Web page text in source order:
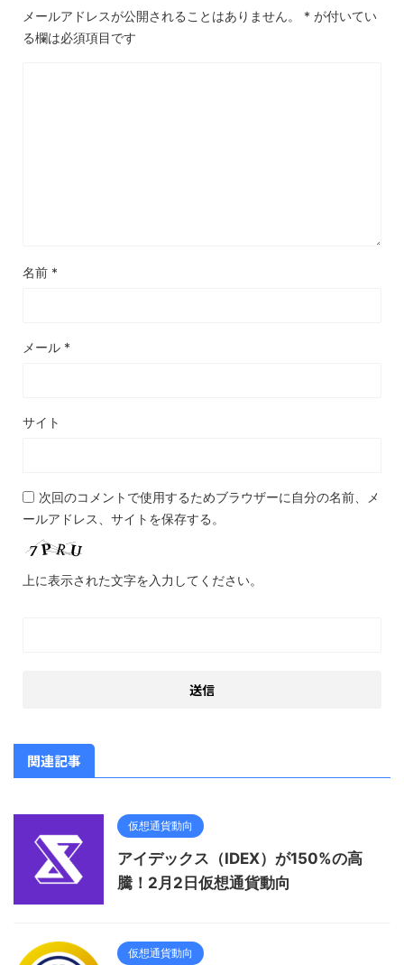
メールアドレスが公開されることはありません。 * が付いてい
る欄は必須項目です
名前 *
メール *
サイト
次回のコメントで使用するためブラウザーに自分の名前、メ
ールアドレス、サイトを保存する。
上に表示された文字を入力してください。
関連記事
仮想通貨動向
アイデックス（IDEX）が150%の高
騰！2月2日仮想通貨動向
仮想通貨動向